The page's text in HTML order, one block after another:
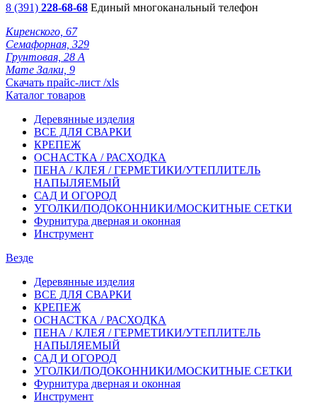
8 (391) 228-68-68 Единый многоканальный телефон
Киренского, 67
Семафорная, 329
Грунтовая, 28 А
Мате Залки, 9
Скачать прайс-лист /xls
Каталог товаров
Деревянные изделия
ВСЕ ДЛЯ СВАРКИ
КРЕПЕЖ
ОСНАСТКА / РАСХОДКА
ПЕНА / КЛЕЯ / ГЕРМЕТИКИ/УТЕПЛИТЕЛЬ
НАПЫЛЯЕМЫЙ
САД И ОГОРОД
УГОЛКИ/ПОДОКОННИКИ/МОСКИТНЫЕ СЕТКИ
Фурнитура дверная и оконная
Инструмент
Везде
Деревянные изделия
ВСЕ ДЛЯ СВАРКИ
КРЕПЕЖ
ОСНАСТКА / РАСХОДКА
ПЕНА / КЛЕЯ / ГЕРМЕТИКИ/УТЕПЛИТЕЛЬ
НАПЫЛЯЕМЫЙ
САД И ОГОРОД
УГОЛКИ/ПОДОКОННИКИ/МОСКИТНЫЕ СЕТКИ
Фурнитура дверная и оконная
Инструмент